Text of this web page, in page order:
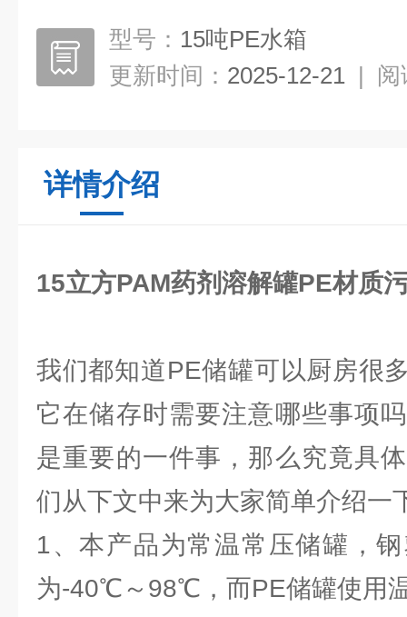
型号： 15吨PE水箱
更新时间： 2025-12-21 | 阅
详情介绍
15立方PAM药剂溶解罐PE材质
我们都知道PE储罐可以厨房很
它在储存时需要注意哪些事项
是重要的一件事，那么究竟具
们从下文中来为大家简单介绍一
1、本产品为常温常压储罐，
为-40℃～98℃，而PE储罐使用